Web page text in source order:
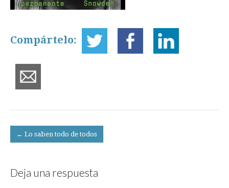
Compártelo:
Post
navigation
← Lo saben todo de todos
Deja una respuesta